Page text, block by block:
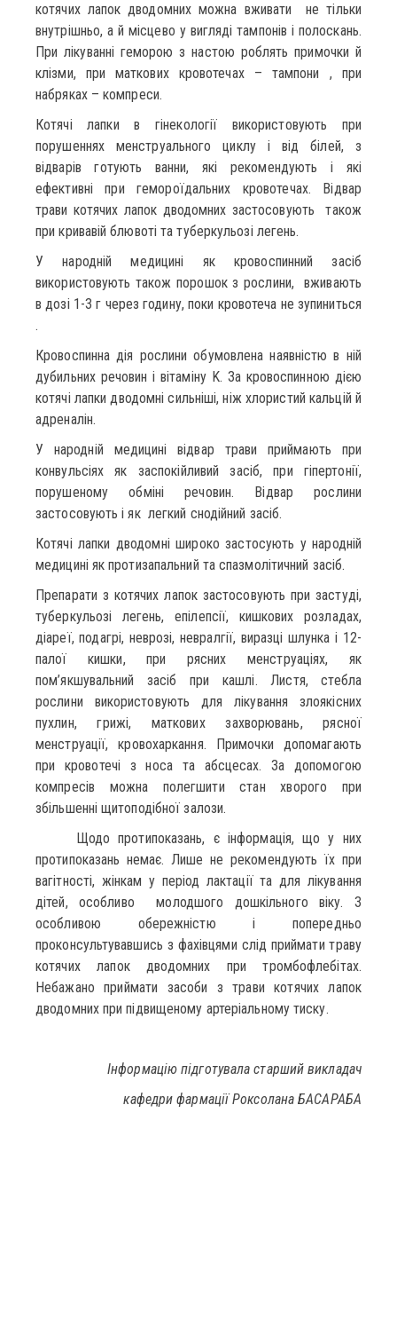
котячих лапок дводомних можна вживати не тільки
внутрішньо, а й місцево у вигляді тампонів і полоскань.
При лікуванні геморою з настою роблять примочки й
клізми, при маткових кровотечах – тампони , при
набряках – компреси.
Котячі лапки в гінекології використовують при
порушеннях менструального циклу і від білей, з
відварів готують ванни, які рекомендують і які
ефективні при гемороїдальних кровотечах. Відвар
трави котячих лапок дводомних застосовують також
при кривавій блювоті та туберкульозі легень.
У народній медицині як кровоспинний засіб
використовують також порошок з рослини, вживають
в дозі 1-3 г через годину, поки кровотеча не зупиниться
.
Кровоспинна дія рослини обумовлена наявністю в ній
дубильних речовин і вітаміну K. За кровоспинною дією
котячі лапки дводомні сильніші, ніж хлористий кальцій й
адреналін.
У народній медицині відвар трави приймають при
конвульсіях як заспокійливий засіб, при гіпертонії,
порушеному обміні речовин. Відвар рослини
застосовують і як легкий снодійний засіб.
Котячі лапки дводомні широко застосують у народній
медицині як протизапальний та спазмолітичний засіб.
Препарати з котячих лапок застосовують при застуді,
туберкульозі легень, епілепсії, кишкових розладах,
діареї, подагрі, неврозі, невралгії, виразці шлунка і 12-
палої кишки, при рясних менструаціях, як
пом’якшувальний засіб при кашлі. Листя, стебла
рослини використовують для лікування злоякісних
пухлин, грижі, маткових захворювань, рясної
менструації, кровохаркання. Примочки допомагають
при кровотечі з носа та абсцесах. За допомогою
компресів можна полегшити стан хворого при
збільшенні щитоподібної залози.
Щодо протипоказань, є інформація, що у них
протипоказань немає. Лише не рекомендують їх при
вагітності, жінкам у період лактації та для лікування
дітей, особливо молодшого дошкільного віку. З
особливою обережністю і попередньо
проконсультувавшись з фахівцями слід приймати траву
котячих лапок дводомних при тромбофлебітах.
Небажано приймати засоби з трави котячих лапок
дводомних при підвищеному артеріальному тиску.
Інформацію підготувала старший викладач
кафедри фармації Роксолана БАСАРАБА